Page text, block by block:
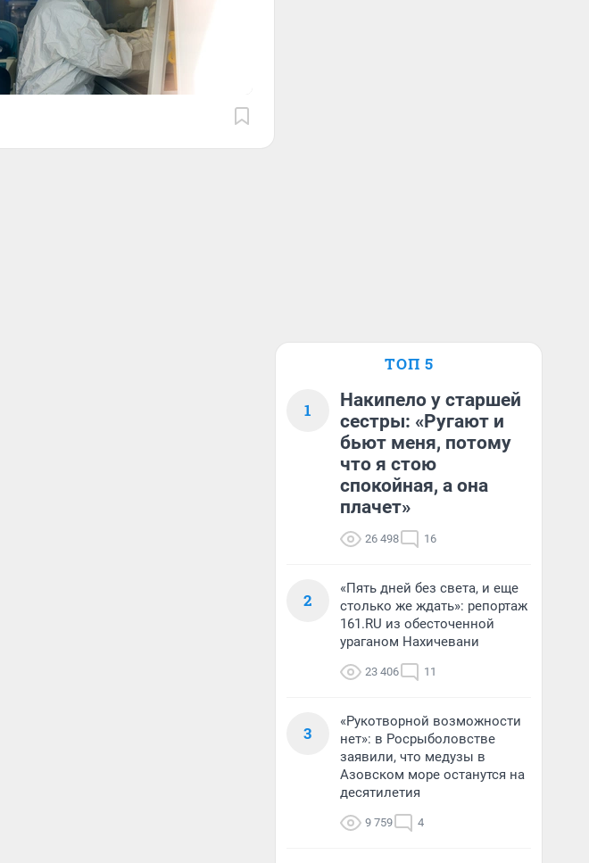
ТОП 5
1
Накипело у старшей
сестры: «Ругают и
бьют меня, потому
что я стою
спокойная, а она
плачет»
26 498 16
2
«Пять дней без света, и еще
столько же ждать»: репортаж
161.RU из обесточенной
ураганом Нахичевани
23 406 11
3
«Рукотворной возможности
нет»: в Росрыболовстве
заявили, что медузы в
Азовском море останутся на
десятилетия
9 759 4